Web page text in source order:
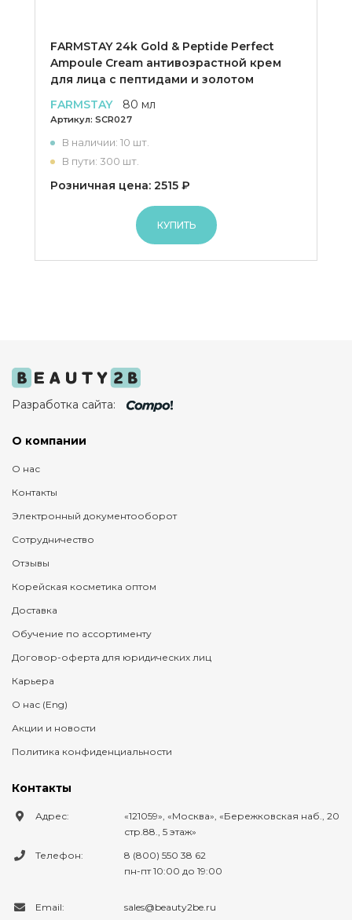
FARMSTAY 24k Gold & Peptide Perfect
Ampoule Cream антивозрастной крем
для лица с пептидами и золотом
FARMSTAY
80 мл
Артикул: SCR027
В наличии: 10 шт.
В пути: 300 шт.
Розничная цена: 2515 ₽
КУПИТЬ
Разработка сайта:
О компании
О нас
Контакты
Электронный документооборот
Сотрудничество
Отзывы
Корейская косметика оптом
Доставка
Обучение по ассортименту
Договор-оферта для юридических лиц
Карьера
О нас (Eng)
Акции и новости
Политика конфиденциальности
Контакты
Адрес: 121059 , Москва ,
Бережковская наб., 20
стр.88., 5 этаж
Телефон:
8 (800) 550 38 62
пн-пт 10:00 до 19:00
Email: sales@beauty2be.ru